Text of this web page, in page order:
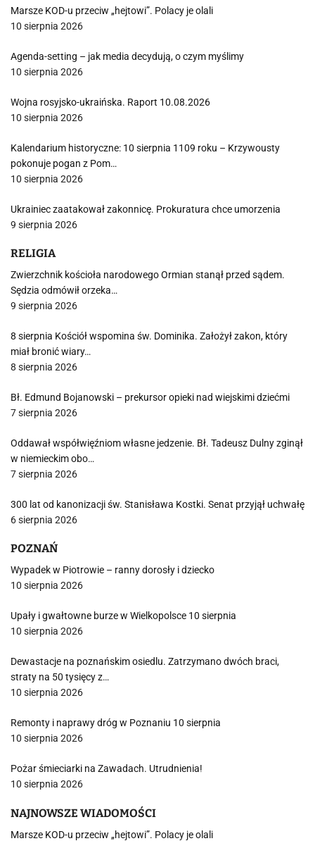
Marsze KOD-u przeciw „hejtowi”. Polacy je olali
10 sierpnia 2026
Agenda-setting – jak media decydują, o czym myślimy
10 sierpnia 2026
Wojna rosyjsko-ukraińska. Raport 10.08.2026
10 sierpnia 2026
Kalendarium historyczne: 10 sierpnia 1109 roku – Krzywousty
pokonuje pogan z Pom…
10 sierpnia 2026
Ukrainiec zaatakował zakonnicę. Prokuratura chce umorzenia
9 sierpnia 2026
RELIGIA
Zwierzchnik kościoła narodowego Ormian stanął przed sądem.
Sędzia odmówił orzeka…
9 sierpnia 2026
8 sierpnia Kościół wspomina św. Dominika. Założył zakon, który
miał bronić wiary…
8 sierpnia 2026
Bł. Edmund Bojanowski – prekursor opieki nad wiejskimi dziećmi
7 sierpnia 2026
Oddawał współwięźniom własne jedzenie. Bł. Tadeusz Dulny zginął
w niemieckim obo…
7 sierpnia 2026
300 lat od kanonizacji św. Stanisława Kostki. Senat przyjął uchwałę
6 sierpnia 2026
POZNAŃ
Wypadek w Piotrowie – ranny dorosły i dziecko
10 sierpnia 2026
Upały i gwałtowne burze w Wielkopolsce 10 sierpnia
10 sierpnia 2026
Dewastacje na poznańskim osiedlu. Zatrzymano dwóch braci,
straty na 50 tysięcy z…
10 sierpnia 2026
Remonty i naprawy dróg w Poznaniu 10 sierpnia
10 sierpnia 2026
Pożar śmieciarki na Zawadach. Utrudnienia!
10 sierpnia 2026
NAJNOWSZE WIADOMOŚCI
Marsze KOD-u przeciw „hejtowi”. Polacy je olali